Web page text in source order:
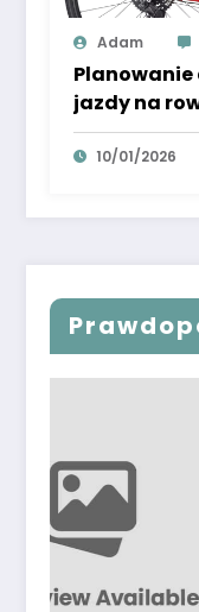
Adam
jazdy na
10/01/2026